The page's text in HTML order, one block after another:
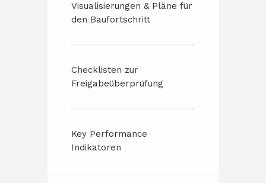
Visualisierungen & Pläne für
den Baufortschritt
Checklisten zur
Freigabeüberprüfung
Key Performance
Indikatoren